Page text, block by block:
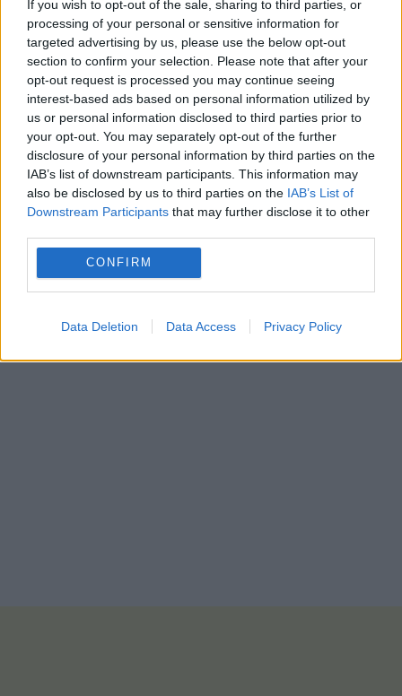
If you wish to opt-out of the sale, sharing to third parties, or
processing of your personal or sensitive information for
targeted advertising by us, please use the below opt-out
section to confirm your selection. Please note that after your
opt-out request is processed you may continue seeing
interest-based ads based on personal information utilized by
us or personal information disclosed to third parties prior to
your opt-out. You may separately opt-out of the further
disclosure of your personal information by third parties on the
IAB’s list of downstream participants. This information may
also be disclosed by us to third parties on the IAB’s List of
Downstream Participants that may further disclose it to other
CONFIRM
Data Deletion Data Access Privacy Policy
οποίο θα δείτε φωτογραφίες του εν λόγω
επιστήμονα σε σχέση με τα συστατικά του
εμβολίου!
ΠΟΤΕ ΘΑ ΓΙΝΕΙ ΕΠΙΣΗΜΗ ΚΡΑΤΙΚΗ ΕΡΕΥΝΑ ΣΤΗΝ
ΕΛΛΑΔΑ ΜΕ ΤΟΝ ΤΡΟΠΟ ΠΟΥ ΔΟΥΛΕΥΟΥΝ
ΕΠΙΣΤΗΜΟΝΕΣ ΣΕ ΑΛΛΕΣ ΧΩΡΕΣ;;;